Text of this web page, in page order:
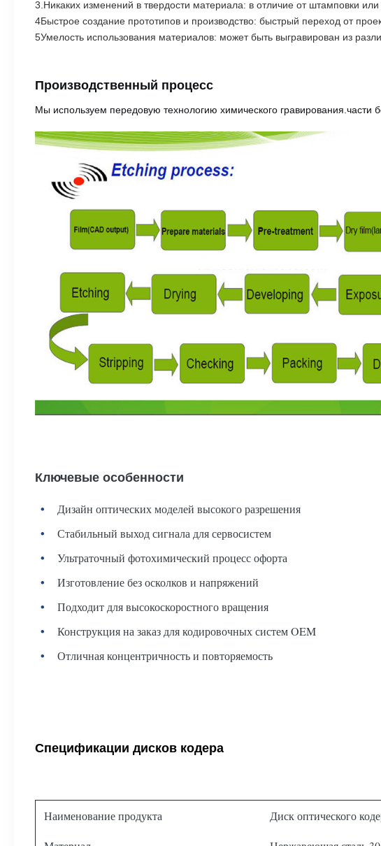
3.Никаких изменений в твердости материала: в отличие от штамповки
4Быстрое создание прототипов и производство: быстрый переход от
5Умелость использования материалов: может быть выгравирован из
Производственный процесс
Мы используем передовую технологию химического гравирования.части
Ключевые особенности
Дизайн оптических моделей высокого разрешения
Стабильный выход сигнала для сервосистем
Ультраточный фотохимический процесс офорта
Изготовление без осколков и напряжений
Подходит для высокоскоростного вращения
Конструкция на заказ для кодировочных систем OEM
Отличная концентричность и повторяемость
Спецификации дисков кодера
Наименование продукта Диск оптического